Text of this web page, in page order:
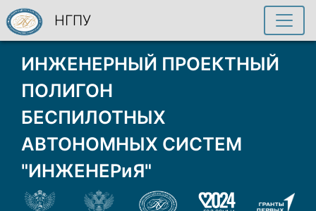
ИНЖЕНЕРНЫЙ ПРОЕКТНЫЙ
ПОЛИГОН
БЕСПИЛОТНЫХ
АВТОНОМНЫХ СИСТЕМ
"ИНЖЕНЕРиЯ"
НГПУ